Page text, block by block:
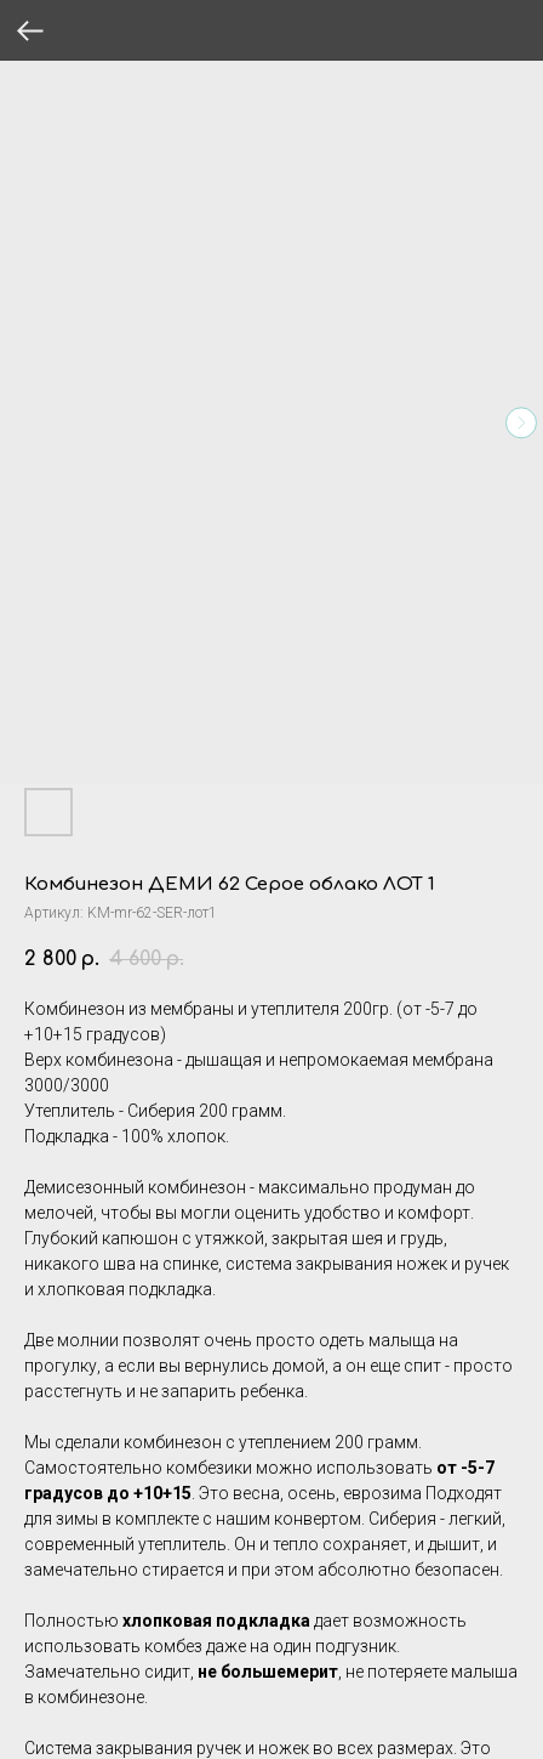
Комбинезон ДЕМИ 62 Серое облако ЛОТ 1
Артикул: KM-mr-62-SER-лот1
2 800 р. 4 600 р.
Комбинезон из мембраны и утеплителя 200гр. (от -5-7 до
+10+15 градусов)
Верх комбинезона - дышащая и непромокаемая мембрана
3000/3000
Утеплитель - Сиберия 200 грамм.
Подкладка - 100% хлопок.
Демисезонный комбинезон - максимально продуман до
мелочей, чтобы вы могли оценить удобство и комфорт.
Глубокий капюшон с утяжкой, закрытая шея и грудь,
никакого шва на спинке, система закрывания ножек и ручек
и хлопковая подкладка.
Две молнии позволят очень просто одеть малыща на
прогулку, а если вы вернулись домой, а он еще спит - просто
расстегнуть и не запарить ребенка.
Мы сделали комбинезон с утеплением 200 грамм.
Самостоятельно комбезики можно использовать от -5-7
градусов до +10+15 . Это весна, осень, еврозима Подходят
для зимы в комплекте с нашим конвертом. Сиберия - легкий,
современный утеплитель. Он и тепло сохраняет, и дышит, и
замечательно стирается и при этом абсолютно безопасен.
Полностью хлопковая подкладка дает возможность
использовать комбез даже на один подгузник.
Замечательно сидит, не большемерит , не потеряете малыша
в комбинезоне.
Система закрывания ручек и ножек во всех размерах. Это